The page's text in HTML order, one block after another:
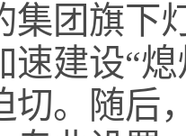
集团旗下
速建设“
切。随后